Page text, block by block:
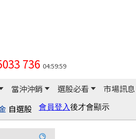
736 04:59:59
當沖沖銷 選股必看
市場訊息
自選股